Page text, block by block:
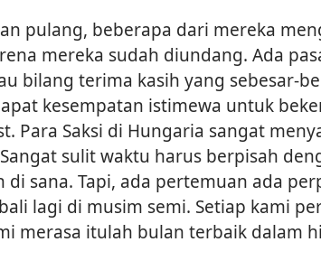
pulang, beberapa dari mereka
mereka sudah diundang. Ada
bilang terima kasih yang sebesar-
kesempatan istimewa untuk
Para Saksi di Hungaria sangat
sulit waktu harus berpisah
di sana. Tapi, ada pertemuan ada
lagi di musim semi. Setiap kami
merasa itulah bulan terbaik dalam